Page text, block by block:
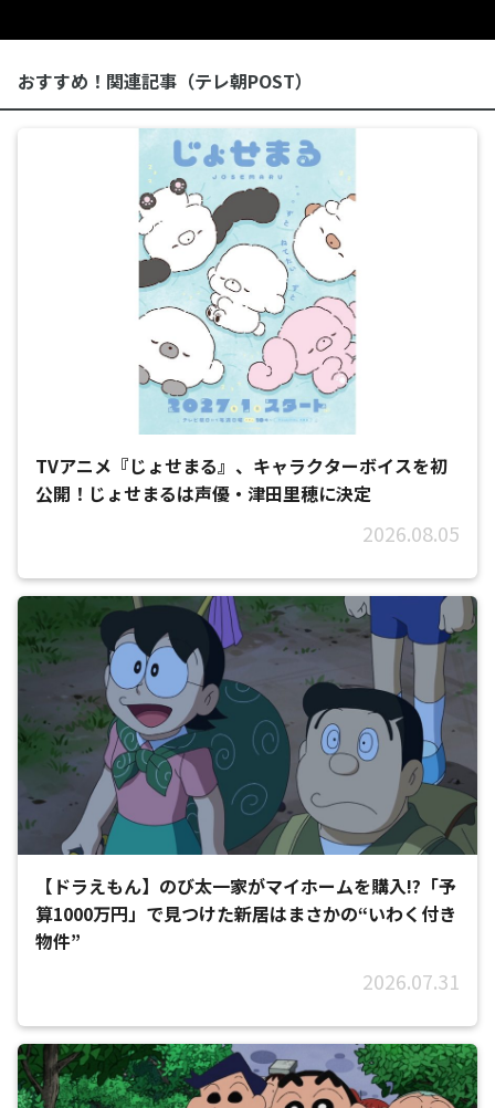
おすすめ！関連記事（テレ朝POST）
TVアニメ『じょせまる』、キャラクターボイスを初
公開！じょせまるは声優・津田里穂に決定
2026.08.05
【ドラえもん】のび太一家がマイホームを購入!?「予
算1000万円」で見つけた新居はまさかの“いわく付き
物件”
2026.07.31